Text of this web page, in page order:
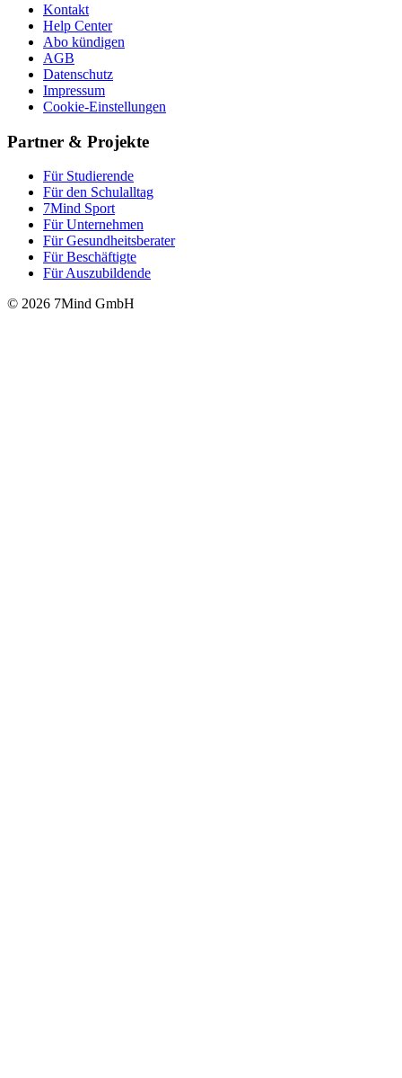
Kontakt
Help Center
Abo kündigen
AGB
Datenschutz
Impressum
Cookie-Einstellungen
Partner & Projekte
Für Stu­die­rende
Für den Schulalltag
7Mind Sport
Für Unter­neh­men
Für Gesund­heits­be­ra­ter
Für Beschäftigte
Für Auszubildende
© 2026 7Mind GmbH